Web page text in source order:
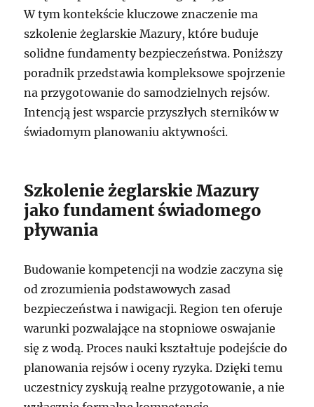
W tym kontekście kluczowe znaczenie ma
szkolenie żeglarskie Mazury, które buduje
solidne fundamenty bezpieczeństwa. Poniższy
poradnik przedstawia kompleksowe spojrzenie
na przygotowanie do samodzielnych rejsów.
Intencją jest wsparcie przyszłych sterników w
świadomym planowaniu aktywności.
Szkolenie żeglarskie Mazury
jako fundament świadomego
pływania
Budowanie kompetencji na wodzie zaczyna się
od zrozumienia podstawowych zasad
bezpieczeństwa i nawigacji. Region ten oferuje
warunki pozwalające na stopniowe oswajanie
się z wodą. Proces nauki kształtuje podejście do
planowania rejsów i oceny ryzyka. Dzięki temu
uczestnicy zyskują realne przygotowanie, a nie